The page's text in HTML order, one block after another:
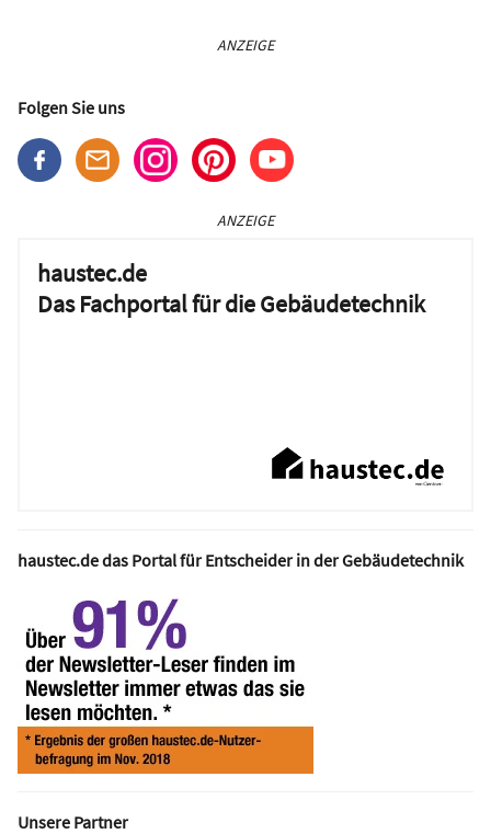
ANZEIGE
Folgen Sie uns
ANZEIGE
haustec.de
Das Fachportal für die Gebäudetechnik
haustec.de das Portal für Entscheider in der Gebäudetechnik
Unsere Partner